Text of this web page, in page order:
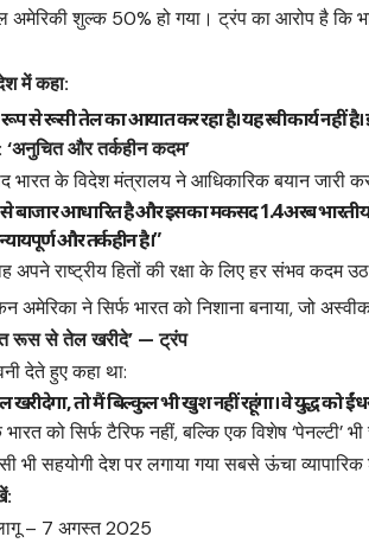
अमेरिकी शुल्क 50% हो गया। ट्रंप का आरोप है कि
में कहा:
रूप से रूसी तेल का आयात कर रहा है। यह स्वीकार्य
‘अनुचित और तर्कहीन कदम’
के विदेश मंत्रालय ने आधिकारिक बयान जारी
बाजार आधारित है और इसका मकसद 1.4 अरब
और तर्कहीन है।”
अपने राष्ट्रीय हितों की रक्षा के लिए हर संभव
ने सिर्फ भारत को निशाना बनाया, जो
रूस से तेल खरीदे’ — ट्रंप
देते हुए कहा था:
तो मैं बिल्कुल भी खुश नहीं रहूंगा। वे युद्ध को
भारत को सिर्फ टैरिफ नहीं, बल्कि एक विशेष
भी सहयोगी देश पर लगाया गया सबसे ऊंचा
– 7 अगस्त 2025